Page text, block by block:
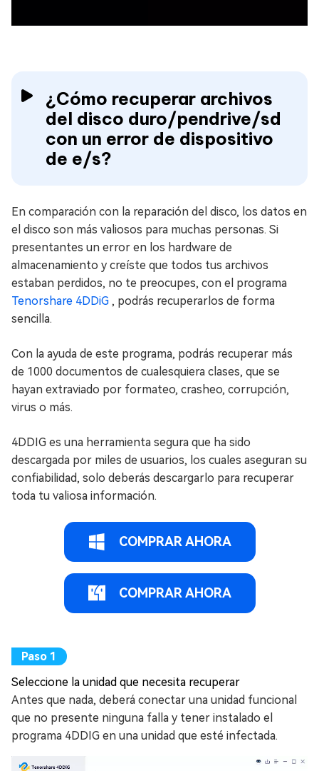
¿Cómo recuperar archivos
del disco duro/pendrive/sd
con un error de dispositivo
de e/s?
En comparación con la reparación del disco, los datos en
el disco son más valiosos para muchas personas. Si
presentantes un error en los hardware de
almacenamiento y creíste que todos tus archivos
estaban perdidos, no te preocupes, con el programa
Tenorshare 4DDiG , podrás recuperarlos de forma
sencilla.
Con la ayuda de este programa, podrás recuperar más
de 1000 documentos de cualesquiera clases, que se
hayan extraviado por formateo, crasheo, corrupción,
virus o más.
4DDIG es una herramienta segura que ha sido
descargada por miles de usuarios, los cuales aseguran su
confiabilidad, solo deberás descargarlo para recuperar
toda tu valiosa información.
COMPRAR AHORA
COMPRAR AHORA
Seleccione la unidad que necesita recuperar
Antes que nada, deberá conectar una unidad funcional
que no presente ninguna falla y tener instalado el
programa 4DDIG en una unidad que esté infectada.